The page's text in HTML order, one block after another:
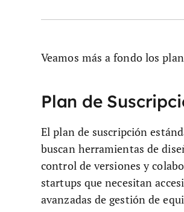
Veamos más a fondo los
Plan de
El plan de suscripción
buscan herramientas de
control de versiones y
startups que necesitan
avanzadas de gestión de